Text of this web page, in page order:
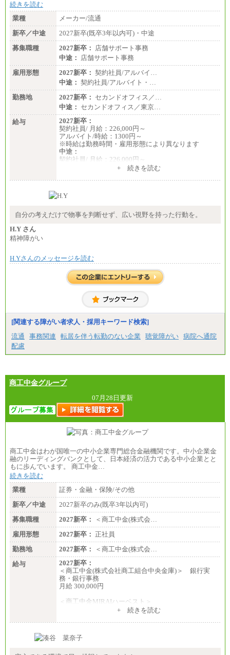
続きを読む
業種
メーカー/流通
新卒／中途
2027新卒(既卒3年以内可)・中途
募集職種
2027新卒： 店舗サポート事務
中途： 店舗サポート事務
雇用形態
2027新卒： 契約社員/アルバイ…
中途： 契約社員/アルバイト・…
勤務地
2027新卒： セカンドオフィス／…
中途： セカンドオフィス／東京…
給与
2027新卒：
契約社員/ 月給：226,000円～
アルバイト/時給：1300円～
※時給は勤務時間・雇用形態により異なります
中途：
契約社員/ 月給：226,000円～
アルバイト/時給：1300円～
+ 続きを読む
自分の考えだけで物事を判断せず、広い視野を持った行動を。
H.Y さん
精神障がい
H.Yさんのメッセージを読む
[関連する障がい者求人・採用キーワード検索]
流通
事務関連 転居を伴う転勤のない企業 聴覚障がい 病院へ通院
配慮
商工中金グループ
07月28日更新
商工中金はわが国唯一の中小企業専門総合金融機関です。中小企業金
融のリーディングバンクとして、日本経済の活力である中小企業とと
もに歩んでいます。 商工中金…
続きを読む
業種
証券・金融・保険/その他
新卒／中途
2027新卒のみ(既卒3年以内可)
募集職種
2027新卒：
＜商工中金(株式会…
雇用形態
2027新卒： 正社員
勤務地
2027新卒：
＜商工中金(株式会…
給与
2027新卒：
＜商工中金(株式会社商工組合中央金庫)＞ 銀行実
務・銀行事務
月給 300,000円
＜商工中金MIRAIハーベスト＞
+ 続きを読む